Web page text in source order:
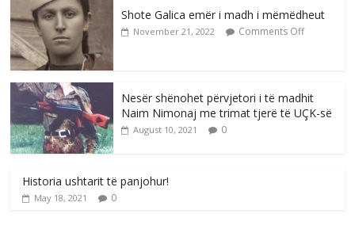
Shote Galica emër i madh i mëmëdheut
November 21, 2022 Comments Off
Nesër shënohet përvjetori i të madhit
Naim Nimonaj me trimat tjerë të UÇK-së
August 10, 2021 0
Historia ushtarit të panjohur!
May 18, 2021 0